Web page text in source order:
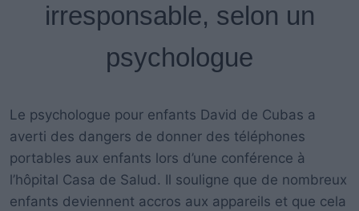
irresponsable, selon un
psychologue
Le psychologue pour enfants David de Cubas a
averti des dangers de donner des téléphones
portables aux enfants lors d’une conférence à
l’hôpital Casa de Salud. Il souligne que de nombreux
enfants deviennent accros aux appareils et que cela